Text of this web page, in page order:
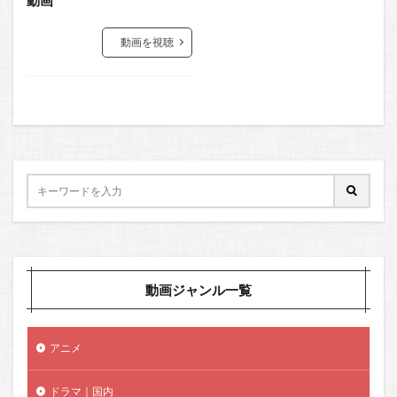
動画を視聴
動画ジャンル一覧
アニメ
ドラマ｜国内